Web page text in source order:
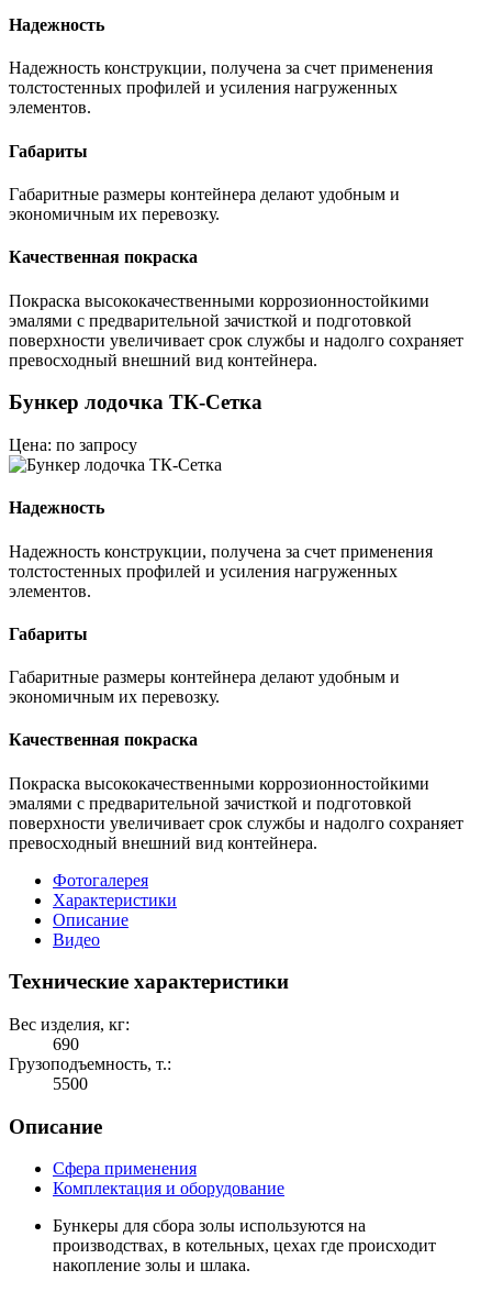
Надежность
Надежность конструкции, получена за счет применения
толстостенных профилей и усиления нагруженных
элементов.
Габариты
Габаритные размеры контейнера делают удобным и
экономичным их перевозку.
Качественная покраска
Покраска высококачественными коррозионностойкими
эмалями с предварительной зачисткой и подготовкой
поверхности увеличивает срок службы и надолго сохраняет
превосходный внешний вид контейнера.
Бункер лодочка ТК-Сетка
Цена: по запросу
Надежность
Надежность конструкции, получена за счет применения
толстостенных профилей и усиления нагруженных
элементов.
Габариты
Габаритные размеры контейнера делают удобным и
экономичным их перевозку.
Качественная покраска
Покраска высококачественными коррозионностойкими
эмалями с предварительной зачисткой и подготовкой
поверхности увеличивает срок службы и надолго сохраняет
превосходный внешний вид контейнера.
Фотогалерея
Характеристики
Описание
Видео
Технические характеристики
Вес изделия, кг:
690
Грузоподъемность, т.:
5500
Описание
Сфера применения
Комплектация и оборудование
Бункеры для сбора золы используются на
производствах, в котельных, цехах где происходит
накопление золы и шлака.